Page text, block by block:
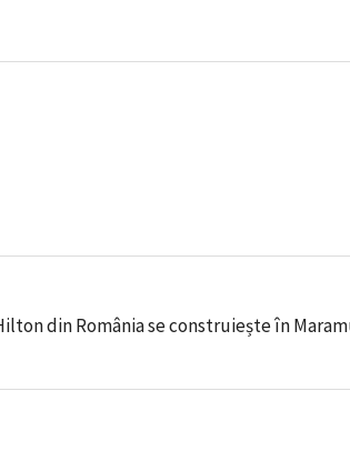
din România se construiește în